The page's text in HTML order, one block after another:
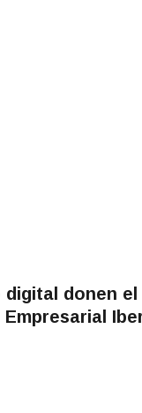
donen